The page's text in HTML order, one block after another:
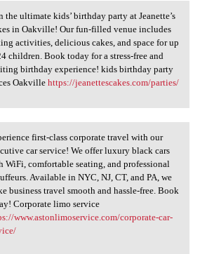
the ultimate kids’
the ultimate kids’ birthday party at Jeanette’s
in Oakville! Our fun-filled venue includes
activities, delicious cakes, and space for up
children. Book today for a stress-free and
birthday experience! kids birthday party
Oakville https://jeanettescakes.com/parties/
first-class
first-class corporate travel with our
car service! We offer luxury black cars
WiFi, comfortable seating, and professional
Available in NYC, NJ, CT, and PA, we
business travel smooth and hassle-free. Book
Corporate limo service
www.astonlimoservice.com/corporate-car-